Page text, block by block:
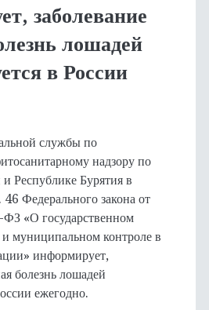
заболевание
лошадей
в России
службы по
надзору по
Республике Бурятия в
46 Федерального закона от
«О государственном
и муниципальном контроле в
информирует,
болезнь лошадей
ежегодно.